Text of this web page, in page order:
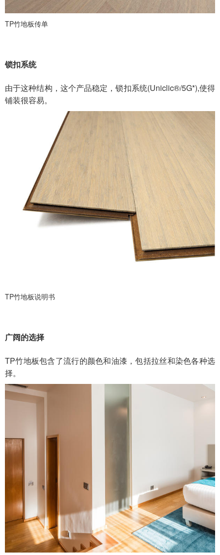
TP竹地板传单
锁扣系统
由于这种结构，这个产品稳定，锁扣系统(Uniclic®/5G*),使得
铺装很容易。
TP竹地板说明书
广阔的选择
TP竹地板包含了流行的颜色和油漆，包括拉丝和染色各种选
择。